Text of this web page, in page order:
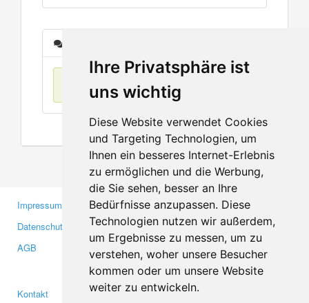
Ihre Privatsphäre ist
uns wichtig
Diese Website verwendet Cookies
und Targeting Technologien, um
Ihnen ein besseres Internet-Erlebnis
zu ermöglichen und die Werbung,
die Sie sehen, besser an Ihre
Bedürfnisse anzupassen. Diese
Technologien nutzen wir außerdem,
um Ergebnisse zu messen, um zu
verstehen, woher unsere Besucher
kommen oder um unsere Website
weiter zu entwickeln.
Keine Einträge
Impressum
Datenschutzerklärung
AGB
Gewerbetreibende
Investoren
Medien
Kontakt
Facebook